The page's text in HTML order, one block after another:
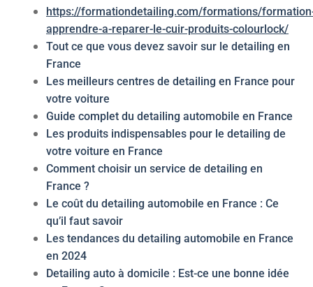
https://formationdetailing.com/formations/
apprendre-a-reparer-le-cuir-produits-colourlock/
Tout ce que vous devez savoir sur le detailing en
France
Les meilleurs centres de detailing en France pour
votre voiture
Guide complet du detailing automobile en France
Les produits indispensables pour le detailing de
votre voiture en France
Comment choisir un service de detailing en
France ?
Le coût du detailing automobile en France : Ce
qu’il faut savoir
Les tendances du detailing automobile en France
en 2024
Detailing auto à domicile : Est-ce une bonne idée